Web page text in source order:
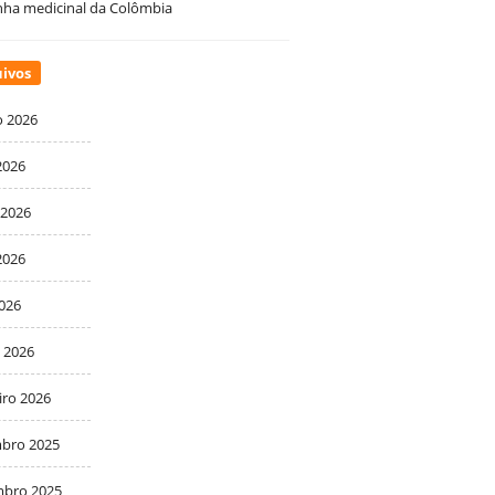
medicinal da Colômbia
2026
2026
2025
2025